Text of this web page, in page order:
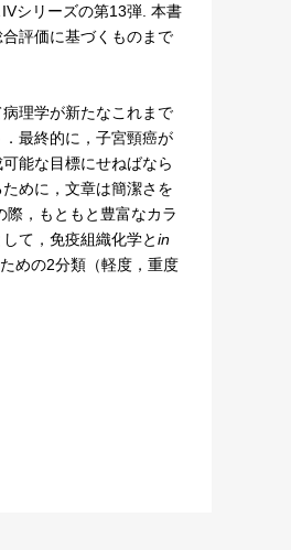
シリーズの第13弾. 本書
評価に基づくものまで
理学が新たなこれまで
最終的に，子宮頸癌が
能な目標にせねばなら
めに，文章は簡潔さを
，もともと豊富なカラ
て，免疫組織化学とin
めの2分類（軽度，重度